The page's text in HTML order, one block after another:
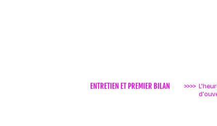
ENTRETIEN ET PREMIER BILAN >>>>